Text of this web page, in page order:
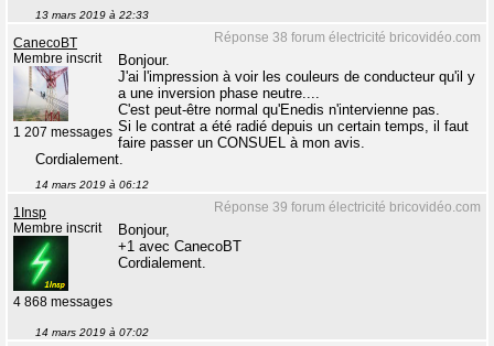
13 mars 2019 à 22:33
Réponse 38 forum électricité bricovidéo.com
CanecoBT
Membre inscrit
1 207 messages
Bonjour.
J'ai l'impression à voir les couleurs de conducteur qu'il y
a une inversion phase neutre....
C'est peut-être normal qu'Enedis n'intervienne pas.
Si le contrat a été radié depuis un certain temps, il faut
faire passer un CONSUEL à mon avis.
Cordialement.
14 mars 2019 à 06:12
Réponse 39 forum électricité bricovidéo.com
1Insp
Membre inscrit
4 868 messages
Bonjour,
+1 avec CanecoBT
Cordialement.
14 mars 2019 à 07:02